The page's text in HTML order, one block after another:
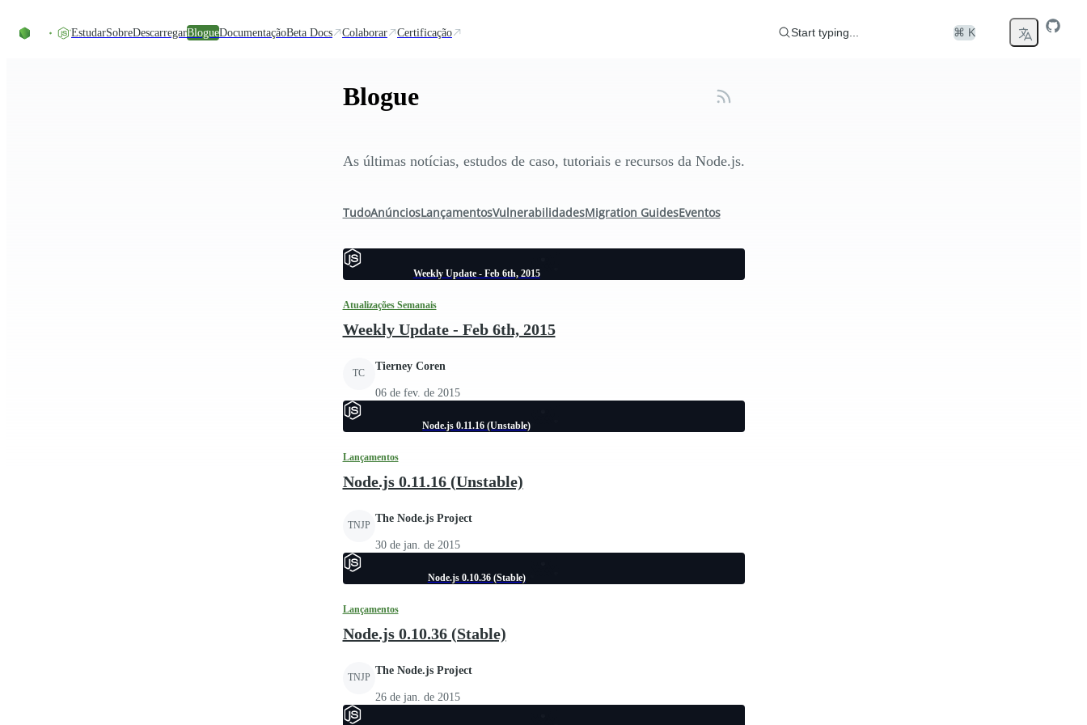
EstudarSobreDescarregarBlogueDocumentaçãoBeta Docs Colaborar Certificação Start typing... ⌘ K
Blogue
As últimas notícias, estudos de caso, tutoriais e recursos da Node.js.
TudoAnúnciosLançamentosVulnerabilidadesMigration GuidesEventos
Weekly Update - Feb 6th, 2015
Atualizações Semanais
Weekly Update - Feb 6th, 2015
TC
Tierney Coren
06 de fev. de 2015
Node.js 0.11.16 (Unstable)
Lançamentos
Node.js 0.11.16 (Unstable)
TNJP
The Node.js Project
30 de jan. de 2015
Node.js 0.10.36 (Stable)
Lançamentos
Node.js 0.10.36 (Stable)
TNJP
The Node.js Project
26 de jan. de 2015